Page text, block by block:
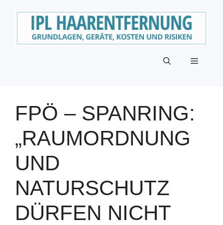
Menü
FPÖ – SPANRING:
„RAUMORDNUNG
UND
NATURSCHUTZ
DÜRFEN NICHT